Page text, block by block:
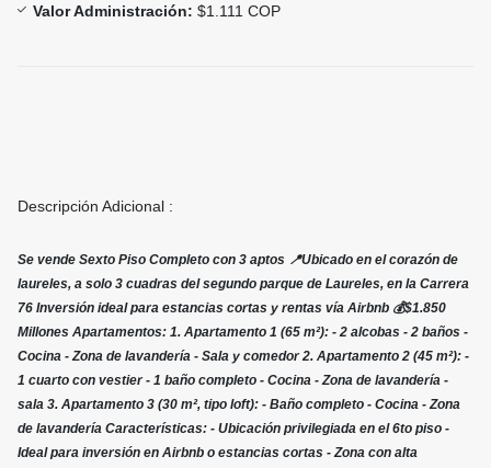
Valor Administración: $1.111 COP
Descripción Adicional :
Se vende Sexto Piso Completo con 3 aptos 📍Ubicado en el corazón de
laureles, a solo 3 cuadras del segundo parque de Laureles, en la Carrera
76 Inversión ideal para estancias cortas y rentas vía Airbnb 💰$1.850
Millones Apartamentos: 1. Apartamento 1 (65 m²): - 2 alcobas - 2 baños -
Cocina - Zona de lavandería - Sala y comedor 2. Apartamento 2 (45 m²): -
1 cuarto con vestier - 1 baño completo - Cocina - Zona de lavandería -
⁠sala 3. Apartamento 3 (30 m², tipo loft): - Baño completo - Cocina - Zona
de lavandería Características: - Ubicación privilegiada en el 6to piso -
Ideal para inversión en Airbnb o estancias cortas - Zona con alta